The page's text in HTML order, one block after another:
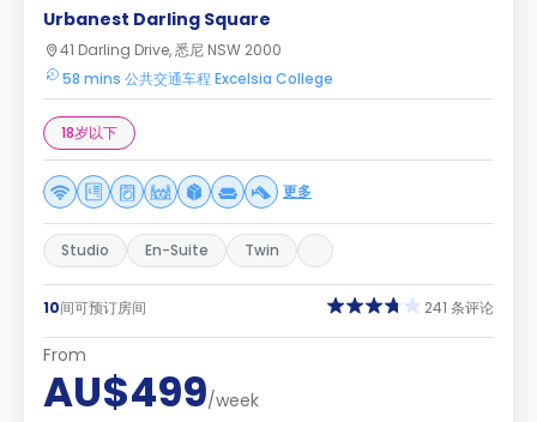
Urbanest Darling Square
41 Darling Drive, 悉尼 NSW 2000
58 mins 公共交通车程 Excelsia College
18岁以下
更多
Studio En-Suite Twin
10间可预订房间 241 条评论
From
AU$499/week